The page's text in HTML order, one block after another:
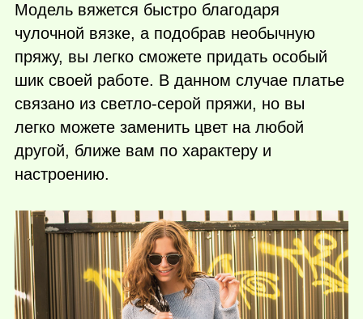
Модель вяжется быстро благодаря
чулочной вязке, а подобрав необычную
пряжу, вы легко сможете придать особый
шик своей работе. В данном случае платье
связано из светло-серой пряжи, но вы
легко можете заменить цвет на любой
другой, ближе вам по характеру и
настроению.